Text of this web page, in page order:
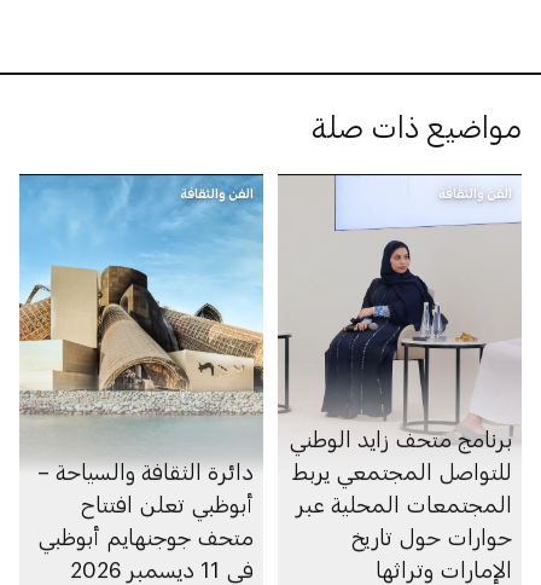
مواضيع ذات صلة
الفن والثقافة
برنامج متحف زايد الوطني
للتواصل المجتمعي يربط
المجتمعات المحلية عبر
حوارات حول تاريخ
الإمارات وتراثها
الفن والثقافة
دائرة الثقافة والسياحة –
أبوظبي تعلن افتتاح
متحف جوجنهايم أبوظبي
في 11 ديسمبر 2026